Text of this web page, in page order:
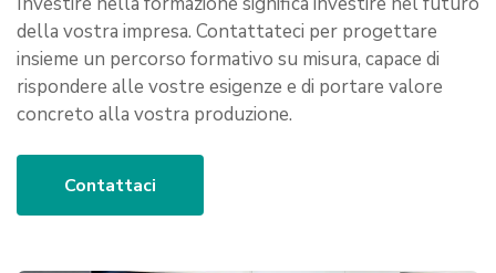
della vostra impresa. Contattateci per progettare
insieme un percorso formativo su misura, capace di
rispondere alle vostre esigenze e di portare valore
concreto alla vostra produzione.
Contattaci